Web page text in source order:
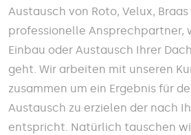
Austausch von Roto, Velux,
professionelle Ansprechpartner,
Einbau oder Austausch Ihrer
geht. Wir arbeiten mit unseren
zusammen um ein Ergebnis für
Austausch zu erzielen der nach
entspricht. Natürlich tauschen